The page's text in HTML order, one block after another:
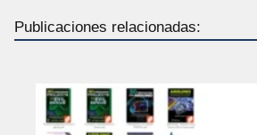
Publicaciones relacionadas: